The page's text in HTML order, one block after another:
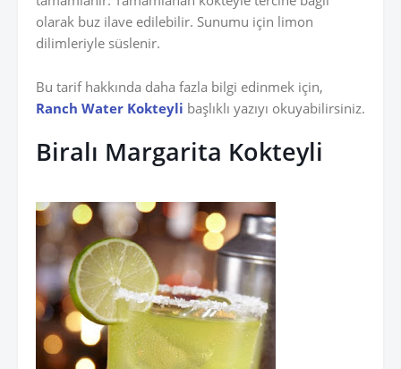
olarak buz ilave edilebilir. Sunumu için limon
dilimleriyle süslenir.
Bu tarif hakkında daha fazla bilgi edinmek için,
Ranch Water Kokteyli başlıklı yazıyı okuyabilirsiniz.
Biralı Margarita Kokteyli